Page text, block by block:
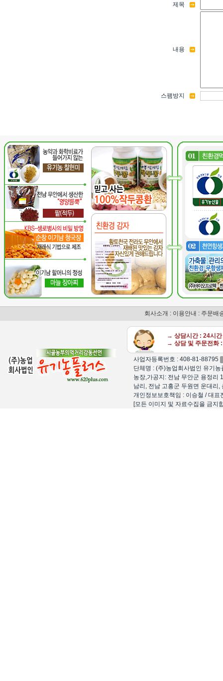
제목
내용
스팸방지
회사소개 : 이용안내 : 주문배
→ 상담시간 : 24시간
→ 상담 및 주문전화
사업자등록번호 : 408-81-88795
단체명 : (주)농업회사법인 유기
농장,가공지: 전남 무안군 용정리
남리, 전남 고흥군 두원면 운대리
개인정보보호책임 : 이승철 / 대
[모든 이미지 및 자료수집을 금지